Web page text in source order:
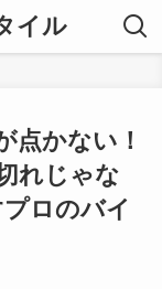
イル
点かない！
れじゃな
ロのバイ